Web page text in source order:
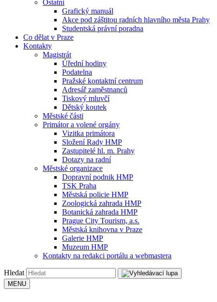
Ostatní
Grafický manuál
Akce pod záštitou radních hlavního města Prahy
Studentská právní poradna
Co dělat v Praze
Kontakty
Magistrát
Úřední hodiny
Podatelna
Pražské kontaktní centrum
Adresář zaměstnanců
Tiskový mluvčí
Dětský koutek
Městské části
Primátor a volené orgány
Vizitka primátora
Složení Rady HMP
Zastupitelé hl. m. Prahy
Dotazy na radní
Městské organizace
Dopravní podnik HMP
TSK Praha
Městská policie HMP
Zoologická zahrada HMP
Botanická zahrada HMP
Prague City Tourism, a.s.
Městská knihovna v Praze
Galerie HMP
Muzeum HMP
Kontakty na redakci portálu a webmastera
Hledat
MENU